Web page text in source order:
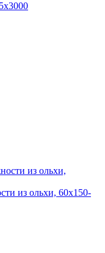
из ольхи, 60х150-